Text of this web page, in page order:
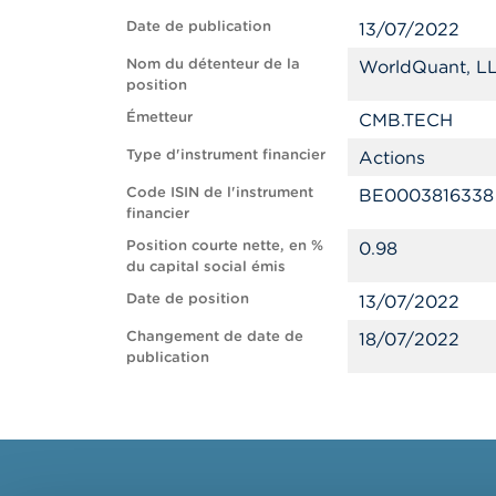
Date de publication 13/07/2022
Nom du détenteur de la
position
WorldQuant,
Émetteur CMB.TECH
Type d'instrument financier Actions
Code ISIN de l'instrument
financier
BE0003816338
Position courte nette, en %
du capital social émis
0.98
Date de position 13/07/2022
Changement de date de
publication
18/07/2022